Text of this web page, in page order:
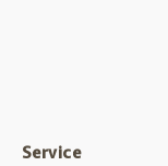
Service